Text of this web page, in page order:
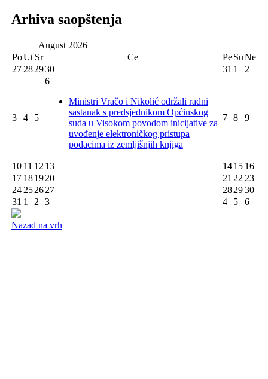
Arhiva saopštenja
August 2026
PoUt Sr Ce PeSuNe
27 282930 31 1 2
3 4 5
6
Ministri Vračo i Nikolić održali radni
sastanak s predsjednikom Općinskog
suda u Visokom povodom inicijative za
uvođenje elektroničkog pristupa
podacima iz zemljišnjih knjiga
7 8 9
10 11 12 13 1415 16
17 181920 21 22 23
24 252627 282930
31 1 2 3 4 5 6
Nazad na vrh